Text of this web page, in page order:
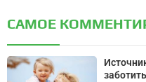
САМОЕ